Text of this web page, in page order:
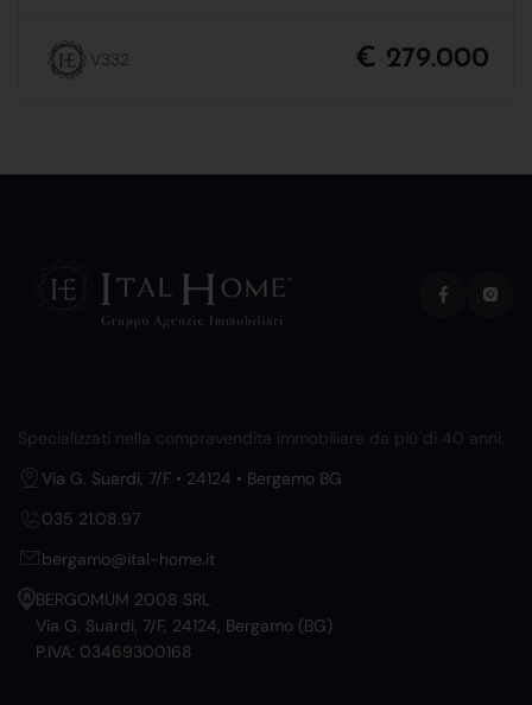
V332 € 279.000
Specializzati nella compravendita immobiliare da più di 40 anni.
Via G. Suardi, 7/F • 24124 • Bergamo BG
035 21.08.97
bergamo@ital-home.it
BERGOMUM 2008 SRL
Via G. Suardi, 7/F, 24124, Bergamo (BG)
P.IVA: 03469300168